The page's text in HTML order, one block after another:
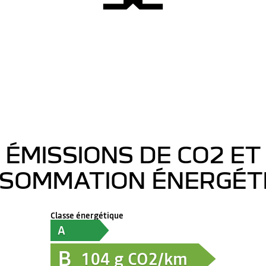
ÉMISSIONS DE CO2 ET
Classe énergétique
A
B 104 g CO2/km